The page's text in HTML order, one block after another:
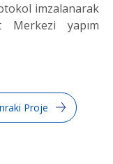
imzalanarak
Merkezi yapım
Proje